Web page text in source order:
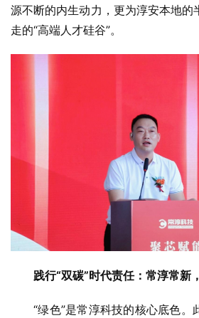
源不断的内生动力，更为淳安本地的
走的“高端人才硅谷”。
践行“双碳”时代责任：常淳常新
“绿色”是常淳科技的核心底色。